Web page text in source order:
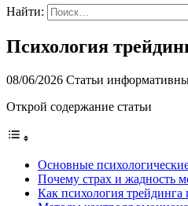
Найти:
Психология
08/06/2026 Статьи
Открой содержание статьи
Основные
Почему страх и жадность
Как психология трейдинга